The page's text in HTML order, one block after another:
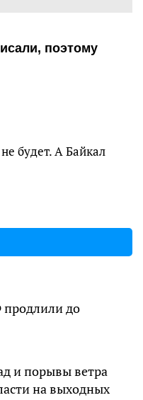
поэтому
будет. А Байкал
до
и порывы ветра
на выходных